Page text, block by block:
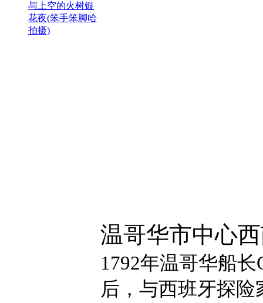
与上空的火树银
花夜(笨手笨脚哈
拍摄)
温哥华市中心
1792年温哥华船长
后，与西班牙探险